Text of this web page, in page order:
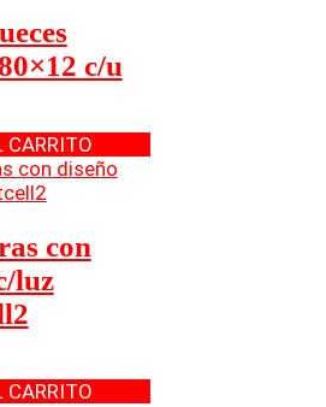
c/u
CARRITO
con
luz
CARRITO